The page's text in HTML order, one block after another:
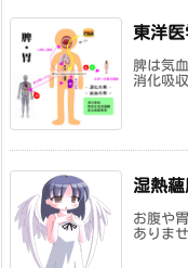
東洋
脾は気
消化吸
湿熱
お腹や
ありま